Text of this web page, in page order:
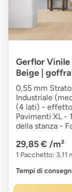
Gerflor Vinile
Beige |
0,55 mm
Industriale
(4 lati) -
Pavimenti XL -
della stanza -
29,85 € /m²
1 Pacchetto: 3,11
Tempi di